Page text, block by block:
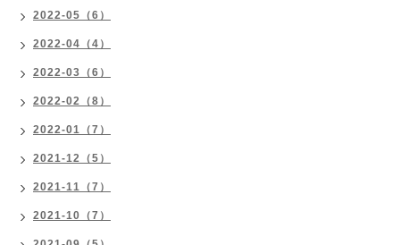
2022-05（6）
2022-04（4）
2022-03（6）
2022-02（8）
2022-01（7）
2021-12（5）
2021-11（7）
2021-10（7）